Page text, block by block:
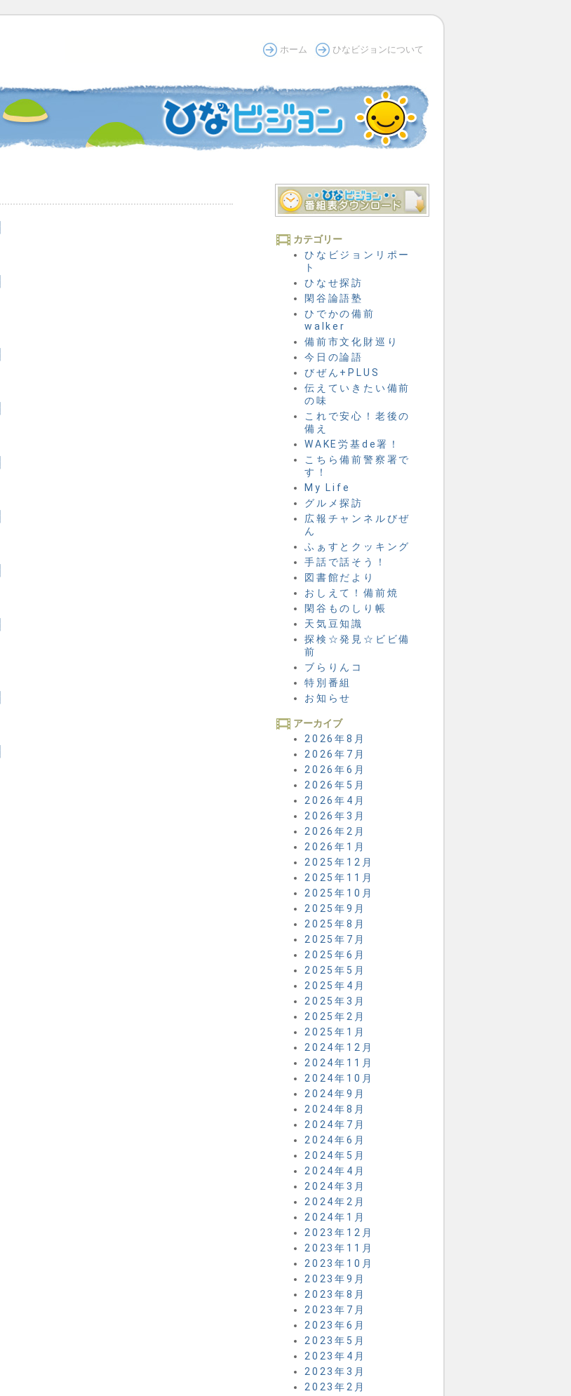
ホーム ひなビジョンについて
カテゴリー
ひなビジョンリポー
ト
ひなせ探訪
閑谷論語塾
ひでかの備前
walker
備前市文化財巡り
今日の論語
びぜん+PLUS
伝えていきたい備前
の味
これで安心！老後の
備え
WAKE労基de署！
こちら備前警察署で
す！
My Life
グルメ探訪
広報チャンネルびぜ
ん
ふぁすとクッキング
手話で話そう！
図書館だより
おしえて！備前焼
閑谷ものしり帳
天気豆知識
探検☆発見☆ビビ備
前
ブらりんコ
特別番組
お知らせ
アーカイブ
2026年8月
2026年7月
2026年6月
2026年5月
2026年4月
2026年3月
2026年2月
2026年1月
2025年12月
2025年11月
2025年10月
2025年9月
2025年8月
2025年7月
2025年6月
2025年5月
2025年4月
2025年3月
2025年2月
2025年1月
2024年12月
2024年11月
2024年10月
2024年9月
2024年8月
2024年7月
2024年6月
2024年5月
2024年4月
2024年3月
2024年2月
2024年1月
2023年12月
2023年11月
2023年10月
2023年9月
2023年8月
2023年7月
2023年6月
2023年5月
2023年4月
2023年3月
2023年2月